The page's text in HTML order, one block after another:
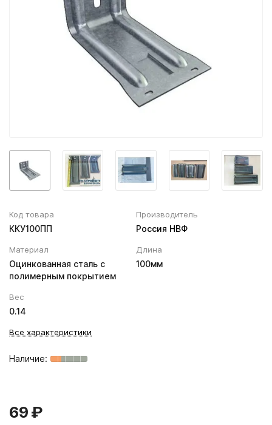
Вентиляционный выход
Колпаки, Проходы, Вент.ленты
Муфта трубы
Соединитель желоба
ХВОЙНАЯ фанера НЕ ШЛИФОВАННАЯ
Код товара
ККУ100ПП
Производитель
Россия НВФ
Материал
Оцинкованная сталь с
полимерным покрытием
Длина
100мм
Вес
0.14
Все характеристики
69 ₽